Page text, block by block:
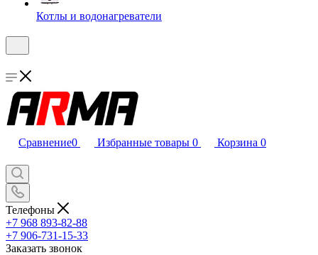
Котлы и водонагреватели
Сравнение0 Избранные товары 0 Корзина 0
Телефоны
+7 968 893-82-88
+7 906-731-15-33
Заказать звонок